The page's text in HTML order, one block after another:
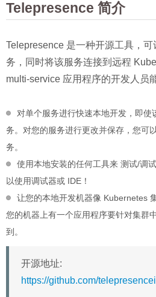
Telepresence 简介
Telepresence 是一种开源工具，
务，同时将该服务连接到远程
multi-service 应用程序的开发人员
对单个服务进行快速本地开发，即使
务。对您的服务进行更改并保存，您可
务。
使用本地安装的任何工具来 测试/调
以使用调试器或 IDE！
让您的本地开发机器像 Kubernetes
您的机器上有一个应用程序要针对集
到。
开源地址:
https://github.com/